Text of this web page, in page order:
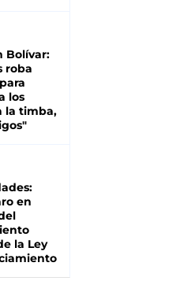
Bolívar:
roba
los
la timba,
en
la Ley